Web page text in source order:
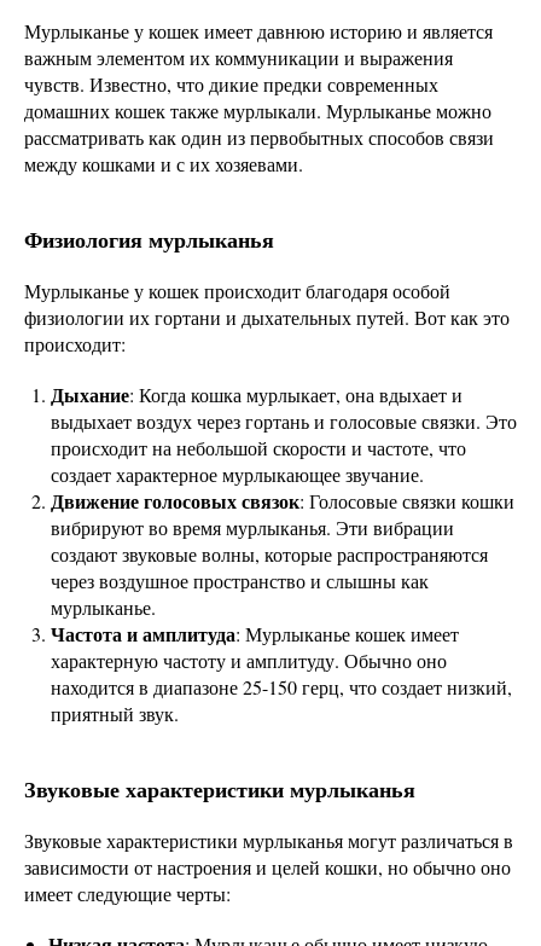
Мурлыканье у кошек имеет давнюю историю и является
важным элементом их коммуникации и выражения
чувств. Известно, что дикие предки современных
домашних кошек также мурлыкали. Мурлыканье можно
рассматривать как один из первобытных способов связи
между кошками и с их хозяевами.
Физиология мурлыканья
Мурлыканье у кошек происходит благодаря особой
физиологии их гортани и дыхательных путей. Вот как это
происходит:
Дыхание: Когда кошка мурлыкает, она вдыхает и
выдыхает воздух через гортань и голосовые связки. Это
происходит на небольшой скорости и частоте, что
создает характерное мурлыкающее звучание.
Движение голосовых связок: Голосовые связки кошки
вибрируют во время мурлыканья. Эти вибрации
создают звуковые волны, которые распространяются
через воздушное пространство и слышны как
мурлыканье.
Частота и амплитуда: Мурлыканье кошек имеет
характерную частоту и амплитуду. Обычно оно
находится в диапазоне 25-150 герц, что создает низкий,
приятный звук.
Звуковые характеристики мурлыканья
Звуковые характеристики мурлыканья могут различаться в
зависимости от настроения и целей кошки, но обычно оно
имеет следующие черты: